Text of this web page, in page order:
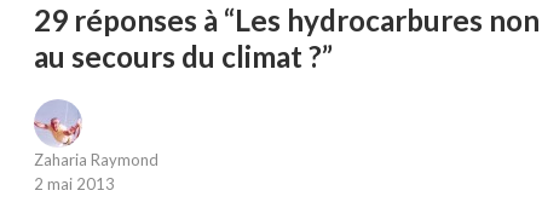
29 réponses à “Les hydrocarbures
au secours du climat ?”
Zaharia Raymond
2 mai 2013